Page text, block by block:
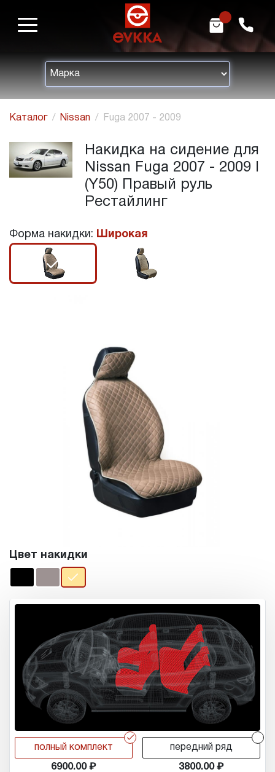
h m
Каталог Nissan Fuga 2007 - 2009
Накидка на сидение для
Nissan Fuga 2007 - 2009 I
(Y50) Правый руль
Рестайлинг
Форма накидки: Широкая
r
Цвет накидки
r
полный комплект
6900.00
передний ряд
3800.00